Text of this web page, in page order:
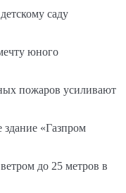
саду
юного
пожаров усиливают
«Газпром
до 25 метров в